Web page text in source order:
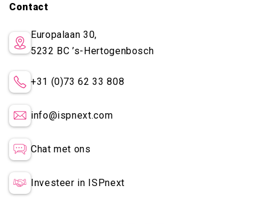
Contact
Europalaan 30,
5232 BC’s-Hertogenbosch
+31 (0)73 62 33 808
info@ispnext.com
Chat met ons
Investeer in ISPnext